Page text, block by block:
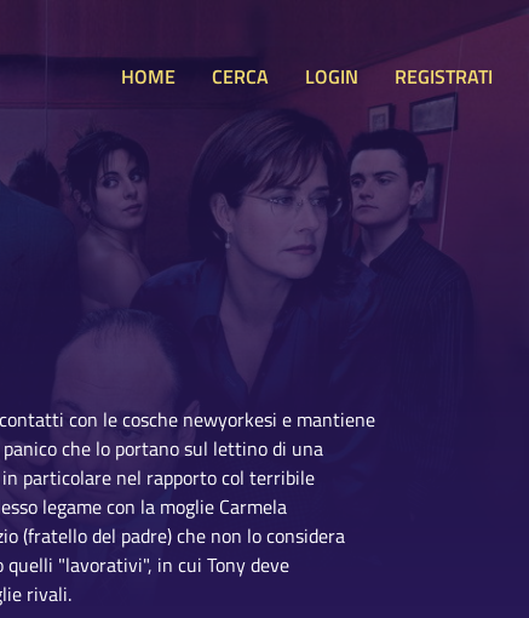
HOME CERCA LOGIN REGISTRATI
con le cosche newyorkesi e mantiene
che lo portano sul lettino di una
particolare nel rapporto col terribile
legame con la moglie Carmela
(fratello del padre) che non lo considera
quelli "lavorativi", in cui Tony deve
rivali.